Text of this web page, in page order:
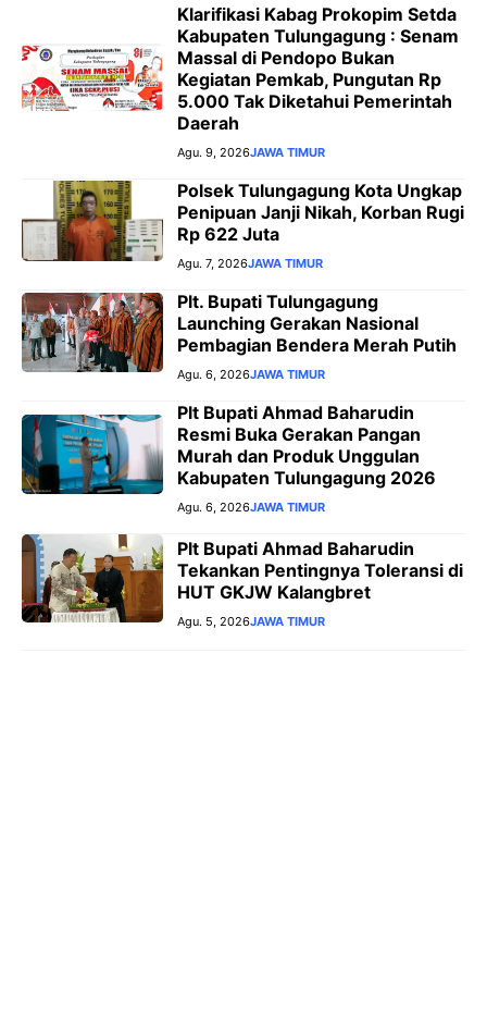
Klarifikasi Kabag Prokopim Setda
Kabupaten Tulungagung : Senam
Massal di Pendopo Bukan
Kegiatan Pemkab, Pungutan Rp
5.000 Tak Diketahui Pemerintah
Daerah
Agu. 9, 2026JAWA TIMUR
Polsek Tulungagung Kota Ungkap
Penipuan Janji Nikah, Korban Rugi
Rp 622 Juta
Agu. 7, 2026JAWA TIMUR
Plt. Bupati Tulungagung
Launching Gerakan Nasional
Pembagian Bendera Merah Putih
Agu. 6, 2026JAWA TIMUR
Plt Bupati Ahmad Baharudin
Resmi Buka Gerakan Pangan
Murah dan Produk Unggulan
Kabupaten Tulungagung 2026
Agu. 6, 2026JAWA TIMUR
Plt Bupati Ahmad Baharudin
Tekankan Pentingnya Toleransi di
HUT GKJW Kalangbret
Agu. 5, 2026JAWA TIMUR